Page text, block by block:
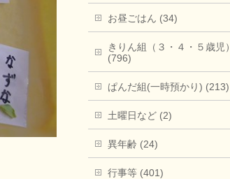
お昼ごはん (34)
きりん組（３・４・５歳児）
(796)
ぱんだ組(一時預かり) (213)
土曜日など (2)
異年齢 (24)
行事等 (401)